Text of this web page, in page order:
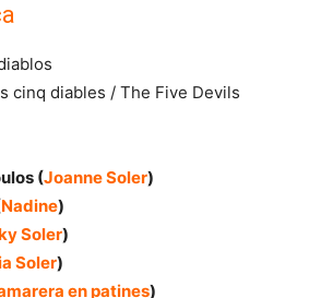
cinq diables / The Five Devils
(Joanne Soler)
Nadine)
Soler)
Soler)
en patines)